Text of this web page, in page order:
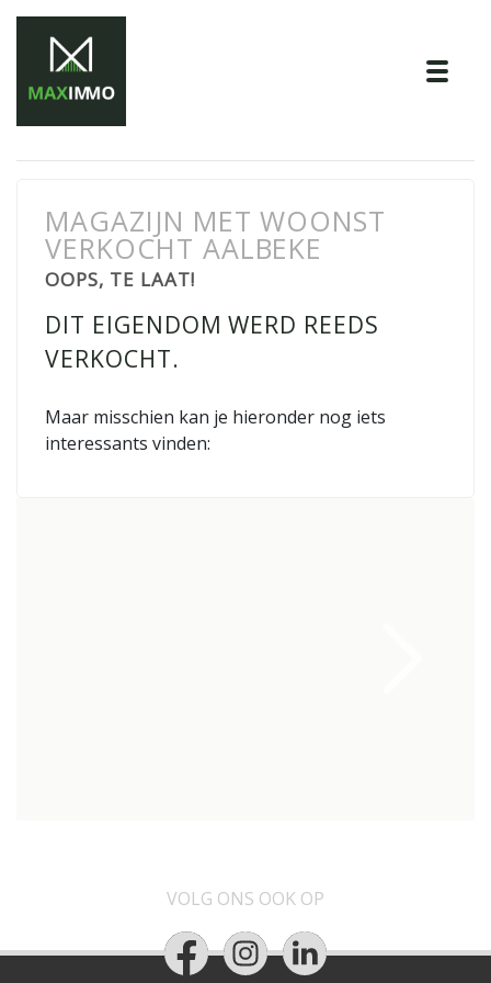
MAGAZIJN MET WOONST
VERKOCHT AALBEKE
OOPS, TE LAAT!
DIT EIGENDOM WERD REEDS
VERKOCHT.
Maar misschien kan je hieronder nog iets
interessants vinden:
VOLG ONS OOK OP